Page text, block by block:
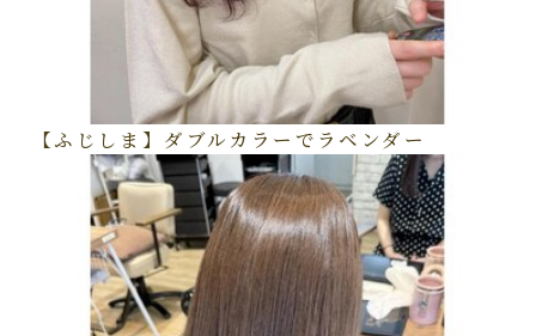
【ふじしま】ダブルカラーでラベンダー